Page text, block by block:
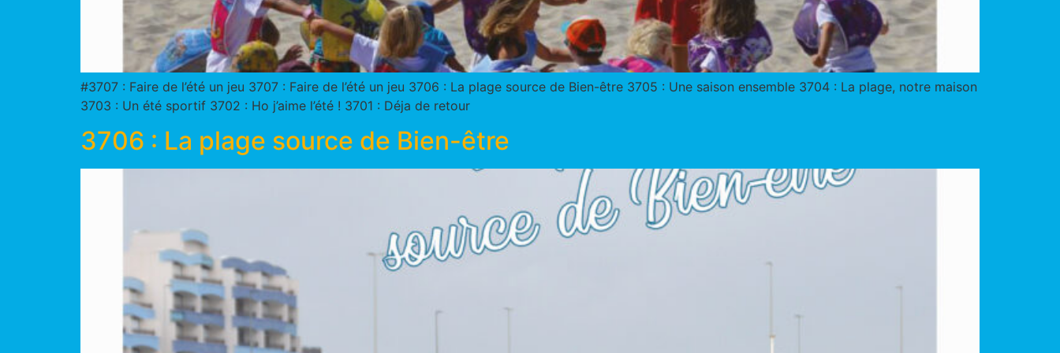
#3707 : Faire de l’été un jeu 3707 : Faire de l’été un jeu 3706 : La plage source de Bien-être 3705 : Une saison ensemble 3704 : La plage, notre maison
3703 : Un été sportif 3702 : Ho j’aime l’été ! 3701 : Déja de retour
3706 : La plage source de Bien-être